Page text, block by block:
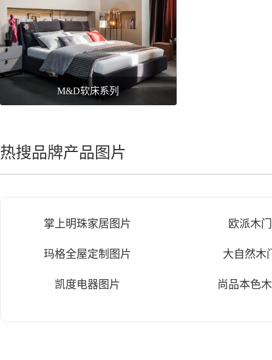
M&D软床系列
热搜品牌产品图片
掌上明珠家居图片
玛格全屋定制图片
凯度电器图片
欧派木
大自然木
尚品本色